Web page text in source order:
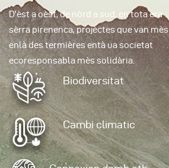
D'èst a oèst, de nòrd a sud, en tota era
sèrra pirenenca, projèctes que van mès
enlà des termières entà ua societat
ecoresponsabla mès solidària.
Biodiversitat
Cambi climatic